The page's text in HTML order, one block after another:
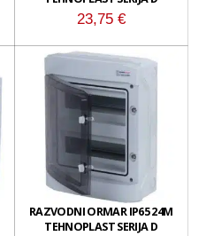
23,75€
RAZVODNI ORMAR IP65 24M
TEHNOPLAST SERIJA D